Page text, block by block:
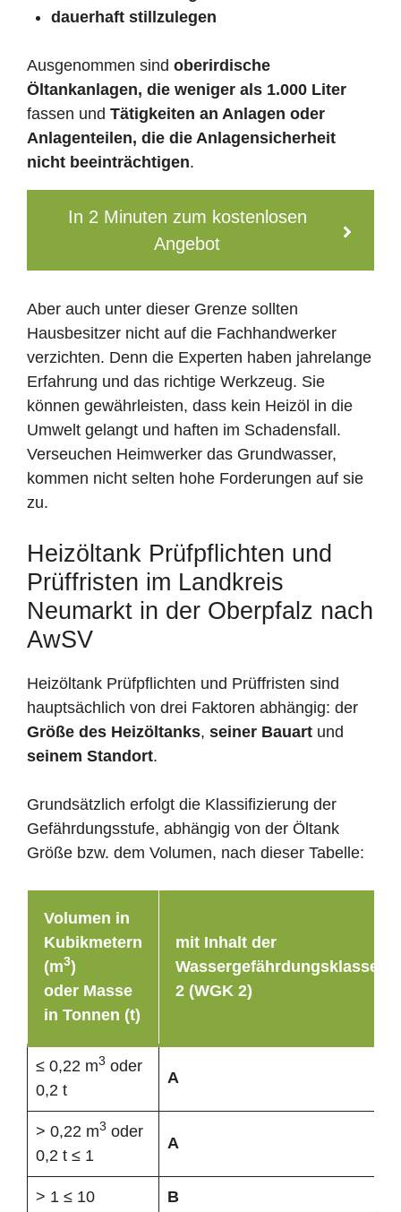
dauerhaft stillzulegen
Ausgenommen sind oberirdische
Öltankanlagen, die weniger als 1.000 Liter
fassen und Tätigkeiten an Anlagen oder
Anlagenteilen, die die Anlagensicherheit
nicht beeinträchtigen.
In 2 Minuten zum kostenlosen
Angebot
Aber auch unter dieser Grenze sollten
Hausbesitzer nicht auf die Fachhandwerker
verzichten. Denn die Experten haben jahrelange
Erfahrung und das richtige Werkzeug. Sie
können gewährleisten, dass kein Heizöl in die
Umwelt gelangt und haften im Schadensfall.
Verseuchen Heimwerker das Grundwasser,
kommen nicht selten hohe Forderungen auf sie
zu.
Heizöltank Prüfpflichten und
Prüffristen im Landkreis
Neumarkt in der Oberpfalz nach
AwSV
Heizöltank Prüfpflichten und Prüffristen sind
hauptsächlich von drei Faktoren abhängig: der
Größe des Heizöltanks, seiner Bauart und
seinem Standort.
Grundsätzlich erfolgt die Klassifizierung der
Gefährdungsstufe, abhängig von der Öltank
Größe bzw. dem Volumen, nach dieser Tabelle:
Volumen in
Kubikmetern
(m3)
oder Masse
in Tonnen (t)
mit Inhalt der
Wassergefährdungsklasse
2 (WGK 2)
≤ 0,22 m3 oder
0,2 t
A
> 0,22 m3 oder
0,2 t ≤ 1
A
> 1 ≤ 10 B